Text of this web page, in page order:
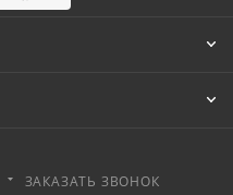
ЗАКАЗАТЬ ЗВОНОК